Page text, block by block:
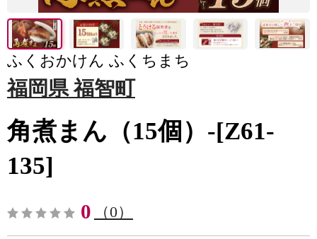
ふくおかけん ふくちまち
福岡県 福智町
角煮まん（15個）-[Z61-
135]
0 （0）